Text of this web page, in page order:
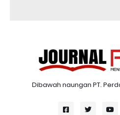
Dibawah naungan PT.